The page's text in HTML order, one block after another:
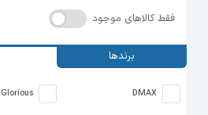
فقط کالاهای موجود
برندها
DMAX
Glorious